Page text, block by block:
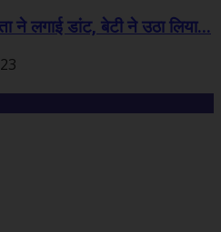
ने लगाई डांट, बेटी ने उठा लिया...